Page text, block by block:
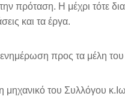
πρόταση. Η μέχρι τότε
και τα έργα.
προς τα μέλη
μηχανικό του Συλλόγου